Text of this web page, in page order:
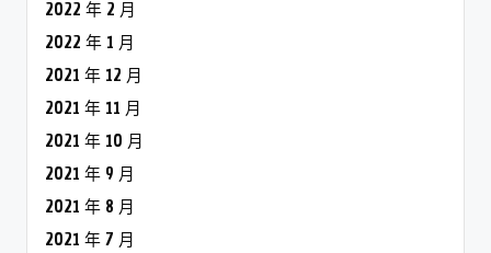
2022 年 2 月
2022 年 1 月
2021 年 12 月
2021 年 11 月
2021 年 10 月
2021 年 9 月
2021 年 8 月
2021 年 7 月